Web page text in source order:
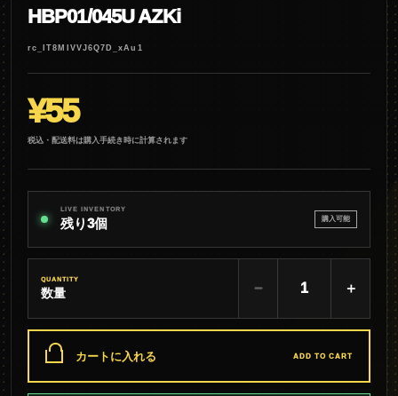
HBP01/045U AZKi
rc_IT8MIVVJ6Q7D_xAu1
¥55
税込・配送料は購入手続き時に計算されます
LIVE INVENTORY
残り3個 購入可能
QUANTITY
数量 − ＋
カートに入れる ADD TO CART